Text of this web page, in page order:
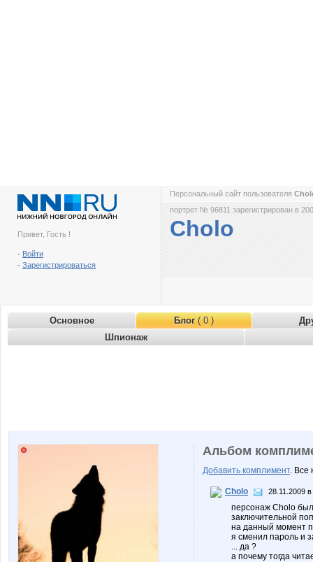
Привет, Гость !
- Войти
- Зарегистрироваться
Персональный сайт пользователя
портрет № 96811 зарегистрирован в
Cholo
Основное Блог( 0 )
Шпионаж
Альбом
Добавить комплимент. Все
Cholo 28.11.2009 в
персонаж Сholo был
заключительной
на данный момент
я сменил пароль и
... да ?
а почему тогда